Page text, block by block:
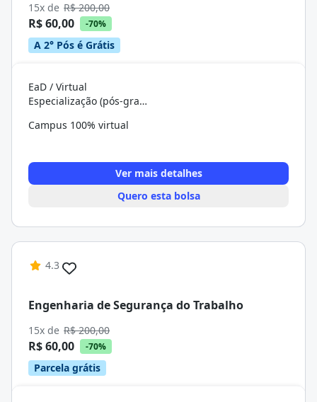
15x de R$ 200,00
R$ 60,00 -70%
A 2° Pós é Grátis
EaD / Virtual
Especialização (pós-graduação)
Campus 100% virtual
Ver mais detalhes
Quero esta bolsa
4.3
Engenharia de Segurança do Trabalho
15x de R$ 200,00
R$ 60,00 -70%
Parcela grátis